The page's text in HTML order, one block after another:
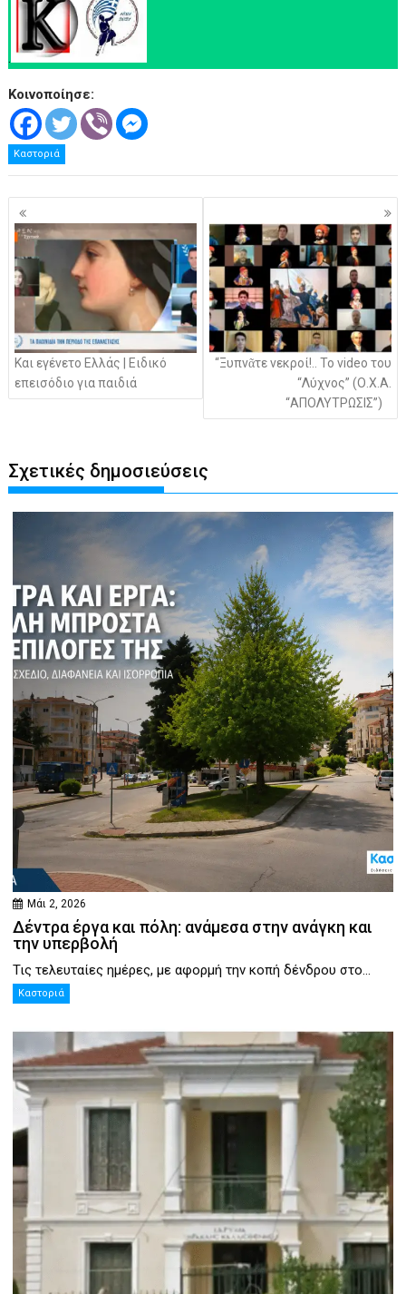
.
Κοινοποίησε:
Καστοριά
Πλοήγηση
άρθρων
Και εγένετο Ελλάς | Ειδικό
επεισόδιο για παιδιά
“Ξυπνᾶτε νεκροί!.. Το video του
“Λύχνος” (Ο.Χ.Α.
“ΑΠΟΛΥΤΡΩΣΙΣ”)
Σχετικές δημοσιεύσεις
Μάι 2, 2026
Δέντρα έργα και πόλη: ανάμεσα στην ανάγκη και
την υπερβολή
Τις τελευταίες ημέρες, με αφορμή την κοπή δένδρου στο...
Καστοριά